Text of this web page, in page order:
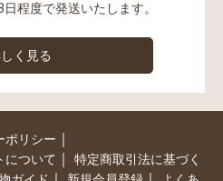
程度で発送いたします。
く見る
ポリシー ｜
について ｜ 特定商取引法に基づく